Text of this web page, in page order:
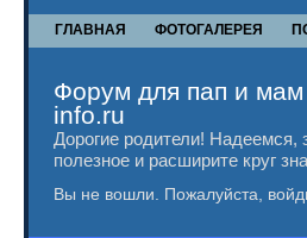
ГЛАВНАЯ ФОТОГАЛЕРЕЯ
Форум для пап и
info.ru
Дорогие родители!
полезное и расширите круг
Вы не вошли. Пожалуйста,